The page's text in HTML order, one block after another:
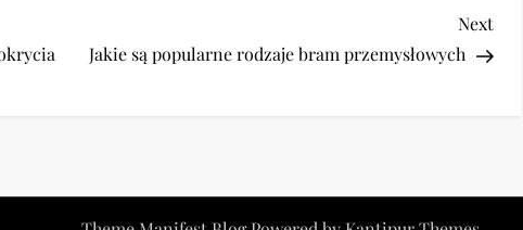
Next
Jakie są popularne rodzaje bram przemysłowych